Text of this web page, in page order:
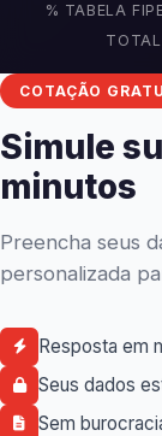
% TABELA
TOTAL
COTAÇÃO
Simule
minutos
Preencha seus
personalizada
Resposta em
Seus dados
Sem